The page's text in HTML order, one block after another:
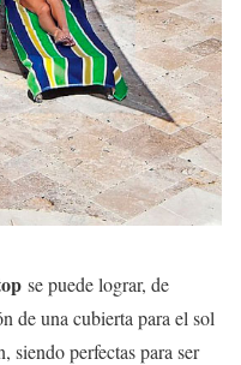
se puede lograr, de
de una cubierta para el sol
siendo perfectas para ser